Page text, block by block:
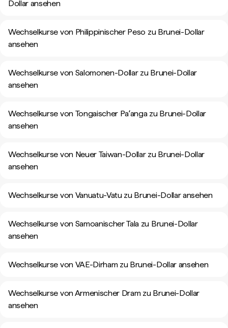
Dollar ansehen
Wechselkurse von Philippinischer Peso zu Brunei-Dollar
ansehen
Wechselkurse von Salomonen-Dollar zu Brunei-Dollar
ansehen
Wechselkurse von Tongaischer Paʻanga zu Brunei-Dollar
ansehen
Wechselkurse von Neuer Taiwan-Dollar zu Brunei-Dollar
ansehen
Wechselkurse von Vanuatu-Vatu zu Brunei-Dollar ansehen
Wechselkurse von Samoanischer Tala zu Brunei-Dollar
ansehen
Wechselkurse von VAE-Dirham zu Brunei-Dollar ansehen
Wechselkurse von Armenischer Dram zu Brunei-Dollar
ansehen